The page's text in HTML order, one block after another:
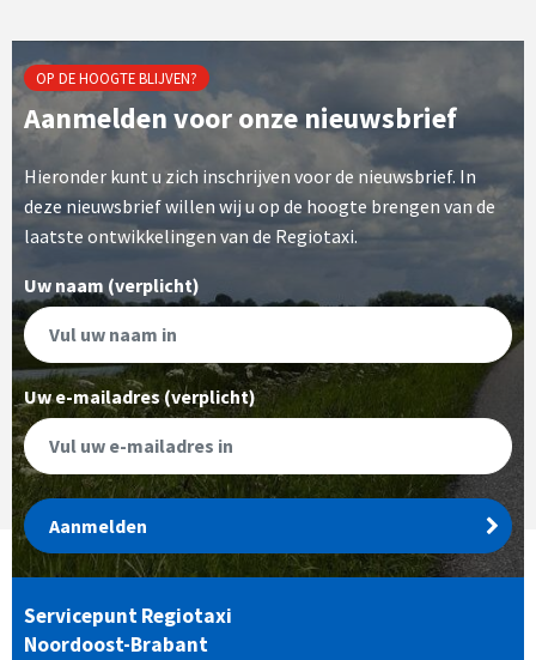
OP DE HOOGTE BLIJVEN?
Aanmelden voor onze nieuwsbrief
Hieronder kunt u zich inschrijven voor de nieuwsbrief. In
deze nieuwsbrief willen wij u op de hoogte brengen van de
laatste ontwikkelingen van de Regiotaxi.
Uw naam (verplicht)
Uw e-mailadres (verplicht)
Aanmelden
Servicepunt Regiotaxi
Noordoost-Brabant